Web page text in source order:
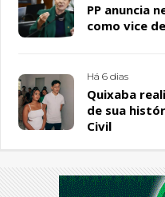
PP anuncia
como vice
Há 6 dias
Quixaba
de sua
Civil